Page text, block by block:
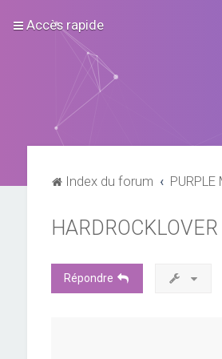
Accès rapide
Index du forum PURPLE
Répondre